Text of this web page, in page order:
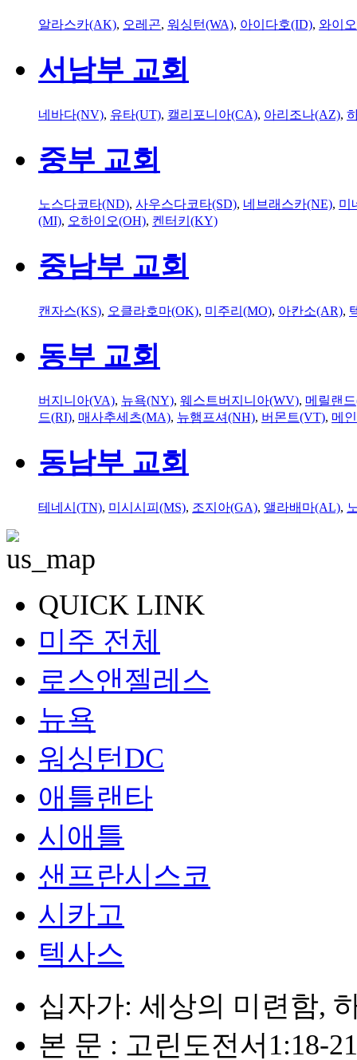
알라스카(AK), 오레곤, 워싱턴(WA), 아이다호(ID), 와이
서남부 교회
네바다(NV), 유타(UT), 캘리포니아(CA), 아리조나(AZ),
중부 교회
노스다코타(ND), 사우스다코타(SD), 네브래스카(NE), 미
(MI), 오하이오(OH), 켄터키(KY)
중남부 교회
캔자스(KS), 오클라호마(OK), 미주리(MO), 아칸소(AR),
동부 교회
버지니아(VA), 뉴욕(NY), 웨스트버지니아(WV), 메릴랜
드(RI), 매사추세츠(MA), 뉴햄프셔(NH), 버몬트(VT), 메
동남부 교회
테네시(TN), 미시시피(MS), 조지아(GA), 앨라배마(AL),
QUICK LINK
미주 전체
로스앤젤레스
뉴욕
워싱턴DC
애틀랜타
시애틀
샌프란시스코
시카고
텍사스
십자가: 세상의 미련함,
본 문 : 고린도전서1:18-21